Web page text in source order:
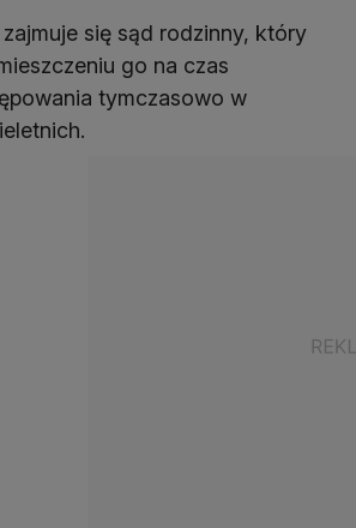
się sąd rodzinny, który
go na czas
tymczasowo w